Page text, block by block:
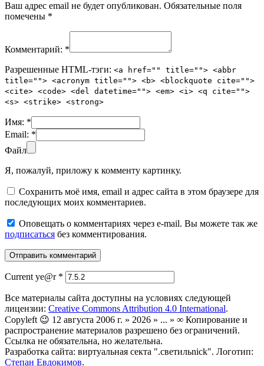
Ваш адрес email не будет опубликован. Обязательные поля
помечены *
Комментарий: *
Разрешенные HTML-тэги: <a href="" title=""> <abbr
title=""> <acronym title=""> <b> <blockquote cite="">
<cite> <code> <del datetime=""> <em> <i> <q cite="">
<s> <strike> <strong>
Имя: *
Email: *
Файл
Я, пожалуй, приложу к комменту картинку.
Сохранить моё имя, email и адрес сайта в этом браузере для
последующих моих комментариев.
Оповещать о комментариях через e-mail. Вы можете так же
подписаться без комментирования.
Current ye@r *
Все материалы сайта доступны на условиях следующей
лицензии: Creative Commons Attribution 4.0 International.
Copyleft 😉 12 августа 2006 г. » 2026 » ... » ∞ Копирование и
распространение материалов разрешено без ограничений.
Ссылка не обязательна, но желательна.
Разработка сайта: виртуальная секта ".светильnick". Логотип:
Степан Евдокимов.